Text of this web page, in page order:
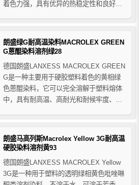
着色力强，具有优异的热稳定性和良好的
化妆品容器、塑料瓶子、电气工业、家用
电器、车灯、包装材料、聚酯纤维等各种
朗盛绿G耐高温染料MACROLEX GREEN
G蒽醌染料溶剂绿28
德国朗盛LANXESS MACROLEX GREEN
G是一种主要用于硬胶塑料着色的黄相绿
色蒽醌染料，它可以完全溶解于塑料熔体
中，具有耐高温、高耐光和耐候牢度、高
色的相容性，推荐用于色母粒、电气设备
外壳、化妆品容器、塑料瓶子、家用电
朗盛马高列斯Macrolex Yellow 3G耐高温
硬胶染料溶剂黄93
德国朗盛LANXESS MACROLEX Yellow
3G是一种用于塑料的透明绿相黄色吡唑啉